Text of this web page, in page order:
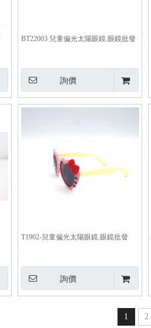
BT22003 兒童偏光太陽眼鏡.眼鏡批發
詢價
T1902-兒童偏光太陽眼鏡.眼鏡批發
詢價
1 2